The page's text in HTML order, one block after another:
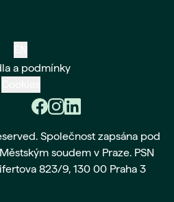
a podmínky
Společnost zapsána pod
soudem v Praze. PSN
823/9, 130 00 Praha 3